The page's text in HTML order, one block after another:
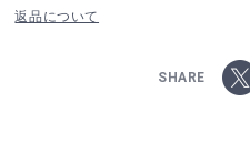
返品について
SHARE